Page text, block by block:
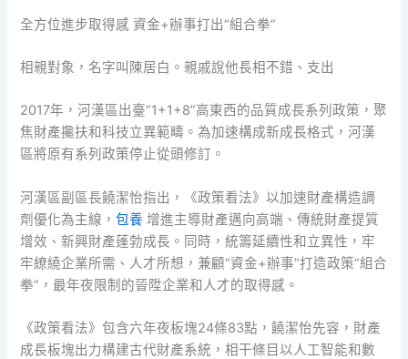
全方位進步取得感 資金+辦事打出“組合拳”
相親對象，名字叫陳居白。親戚說他長相不錯、支出
2017年，河漢區出臺“1+1+8”高東西的品質成長系列政策，聚
焦財產攙扶和科技立異範疇。為加速構成新成長格式，河漢
區將原有系列政策停止從頭修訂。
河漢區副區長饒潔怡指出，《政策看法》以加速財產構造調
劑優化為主線，包養 增進主導財產邁向高端、傳統財產提質
增效、新興財產蓬勃成長。同時，統籌延續性和立異性，牢
牢繚繞企業所需、人才所想，兼顧“資金+辦事”打造政策“組合
拳”，最年夜限制的晉陞企業和人才的取得感。
《政策看法》包含六年夜板塊24條83點，饒潔怡先容，財產
成長板塊出力構建古代財產系統，相干條目以人工智能和數